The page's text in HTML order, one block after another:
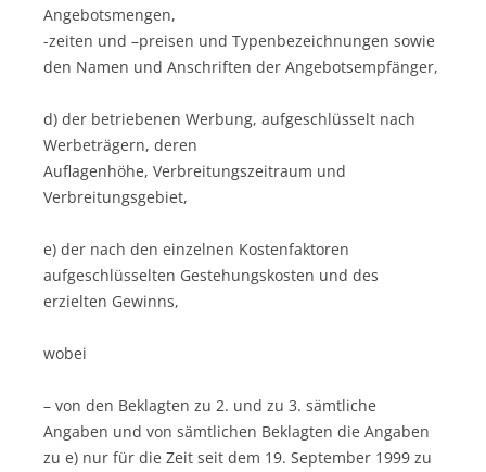
Angebotsmengen,
-zeiten und –preisen und Typenbezeichnungen sowie
den Namen und Anschriften der Angebotsempfänger,
d) der betriebenen Werbung, aufgeschlüsselt nach
Werbeträgern, deren
Auflagenhöhe, Verbreitungszeitraum und
Verbreitungsgebiet,
e) der nach den einzelnen Kostenfaktoren
aufgeschlüsselten Gestehungskosten und des
erzielten Gewinns,
wobei
– von den Beklagten zu 2. und zu 3. sämtliche
Angaben und von sämtlichen Beklagten die Angaben
zu e) nur für die Zeit seit dem 19. September 1999 zu